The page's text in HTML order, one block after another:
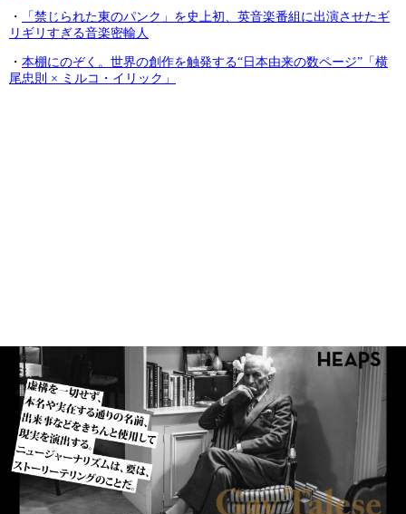
・
「禁じられた東のパンク」を史上初、英音楽番組に出演させたギ
リギリすぎる音楽密輸人
・ 本棚にのぞく。世界の創作を触発する“日本由来の数ページ”「横
尾忠則 × ミルコ・イリック」